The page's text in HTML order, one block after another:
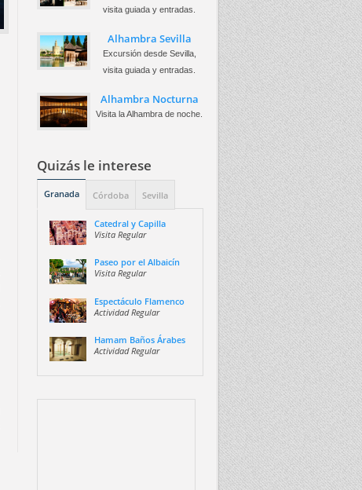
visita guiada y entradas.
Alhambra Sevilla
Excursión desde Sevilla,
visita guiada y entradas.
Alhambra Nocturna
Visita la Alhambra de noche.
Quizás le interese
Granada Córdoba Sevilla
Catedral y Capilla
Visita Regular
Paseo por el Albaicín
Visita Regular
Espectáculo Flamenco
Actividad Regular
Hamam Baños Árabes
Actividad Regular